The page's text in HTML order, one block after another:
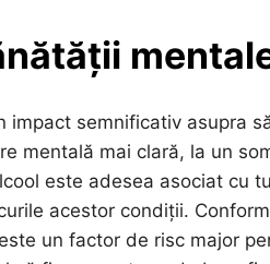
impact semnificativ asupra
mentală mai clară, la un
este adesea asociat cu
acestor condiții.
un factor de risc major